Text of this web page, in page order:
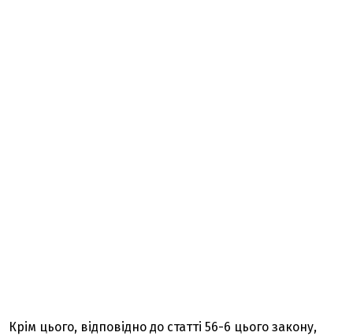
Крім цього, відповідно до статті 56-6 цього закону,